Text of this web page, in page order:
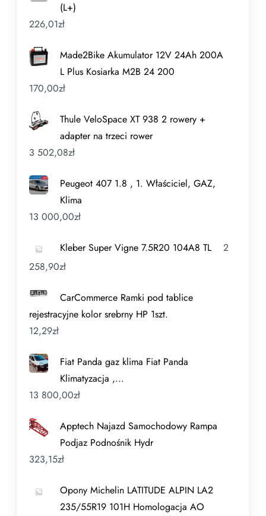
(L+)
226,01zł
Made2Bike Akumulator 12V 24Ah 200A
L Plus Kosiarka M2B 24 200
170,00zł
Thule VeloSpace XT 938 2 rowery +
adapter na trzeci rower
3 502,08zł
Peugeot 407 1.8 , 1. Właściciel, GAZ,
Klima
13 000,00zł
Kleber Super Vigne 7.5R20 104A8 TL
2
258,90zł
CarCommerce Ramki pod tablice
rejestracyjne kolor srebrny HP 1szt.
12,29zł
Fiat Panda gaz klima Fiat Panda
Klimatyzacja ,...
13 800,00zł
Apptech Najazd Samochodowy Rampa
Podjaz Podnośnik Hydr
323,15zł
Opony Michelin LATITUDE ALPIN LA2
235/55R19 101H Homologacja AO